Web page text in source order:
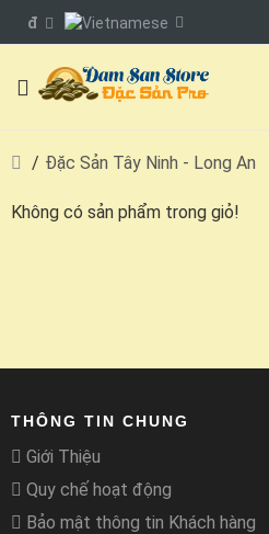
đ
Đặc Sản Tây Ninh - Long An
Không có sản phẩm trong giỏ!
THÔNG TIN CHUNG
Giới Thiệu
Quy chế hoạt động
Bảo mật thông tin Khách hàng